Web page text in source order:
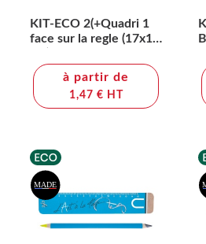
KIT-ECO 2(+Quadri 1
face sur la regle (17x1,3
360° 1 couleur sur le
crayon)à partir de
1,47 € HT